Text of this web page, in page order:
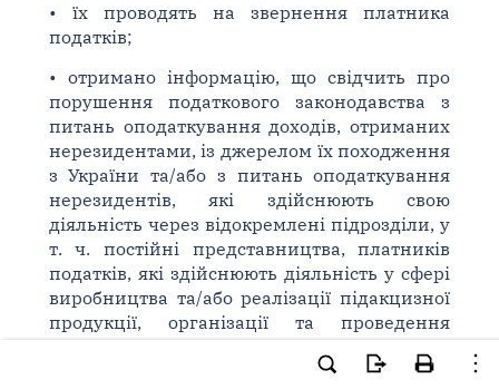
• їх проводять на звернення платника
податків;
• отримано інформацію, що свідчить про
порушення податкового законодавства з
питань оподаткування доходів, отриманих
нерезидентами, із джерелом їх походження
з України та/або з питань оподаткування
нерезидентів, які здійснюють свою
діяльність через відокремлені підрозділи, у
т. ч. постійні представництва, платників
податків, які здійснюють діяльність у сфері
виробництва та/або реалізації підакцизної
продукції, організації та проведення
платників податків, які надають фінансові,